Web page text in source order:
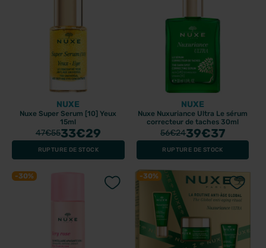
NUXE
Nuxe Super Serum [10] Yeux
15ml
47€5533€29
RUPTURE DE STOCK
NUXE
Nuxe Nuxuriance Ultra Le sérum
correcteur de taches 30ml
56€2439€37
RUPTURE DE STOCK
-30% -30%